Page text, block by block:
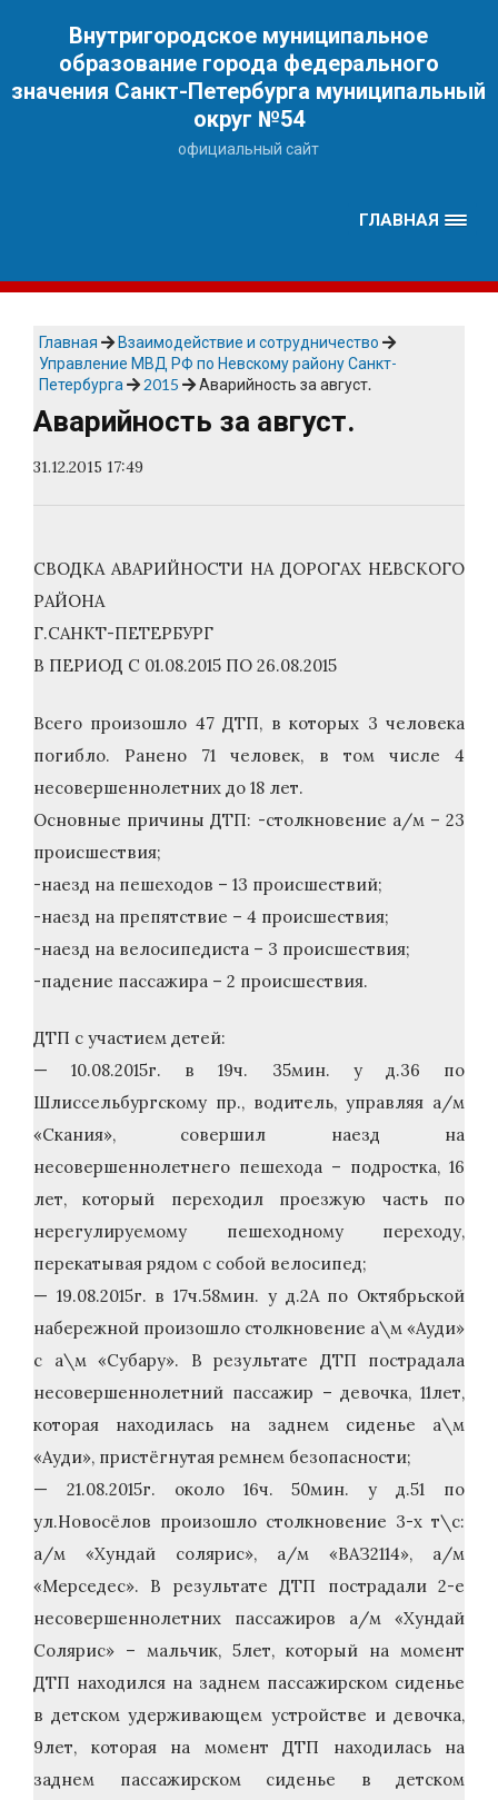
Внутригородское муниципальное
образование города федерального
значения Санкт-Петербурга муниципальный
округ №54
официальный сайт
ГЛАВНАЯ
Главная
Взаимодействие и сотрудничество
Управление МВД РФ по Невскому району Санкт-
Петербурга
2015 Аварийность за август.
Аварийность за август.
31.12.2015 17:49
СВОДКА АВАРИЙНОСТИ НА ДОРОГАХ НЕВСКОГО
РАЙОНА
Г.САНКТ-ПЕТЕРБУРГ
В ПЕРИОД С 01.08.2015 ПО 26.08.2015
Всего произошло 47 ДТП, в которых 3 человека
погибло. Ранено 71 человек, в том числе 4
несовершеннолетних до 18 лет.
Основные причины ДТП: -столкновение а/м – 23
происшествия;
-наезд на пешеходов – 13 происшествий;
-наезд на препятствие – 4 происшествия;
-наезд на велосипедиста – 3 происшествия;
-падение пассажира – 2 происшествия.
ДТП с участием детей:
— 10.08.2015г. в 19ч. 35мин. у д.36 по
Шлиссельбургскому пр., водитель, управляя а/м
«Скания», совершил наезд на
несовершеннолетнего пешехода – подростка, 16
лет, который переходил проезжую часть по
нерегулируемому пешеходному переходу,
перекатывая рядом с собой велосипед;
— 19.08.2015г. в 17ч.58мин. у д.2А по Октябрьской
набережной произошло столкновение а\м «Ауди»
с а\м «Субару». В результате ДТП пострадала
несовершеннолетний пассажир – девочка, 11лет,
которая находилась на заднем сиденье а\м
«Ауди», пристёгнутая ремнем безопасности;
— 21.08.2015г. около 16ч. 50мин. у д.51 по
ул.Новосёлов произошло столкновение 3-х т\с:
а/м «Хундай солярис», а/м «ВАЗ2114», а/м
«Мерседес». В результате ДТП пострадали 2-е
несовершеннолетних пассажиров а/м «Хундай
Солярис» – мальчик, 5лет, который на момент
ДТП находился на заднем пассажирском сиденье
в детском удерживающем устройстве и девочка,
9лет, которая на момент ДТП находилась на
заднем пассажирском сиденье в детском